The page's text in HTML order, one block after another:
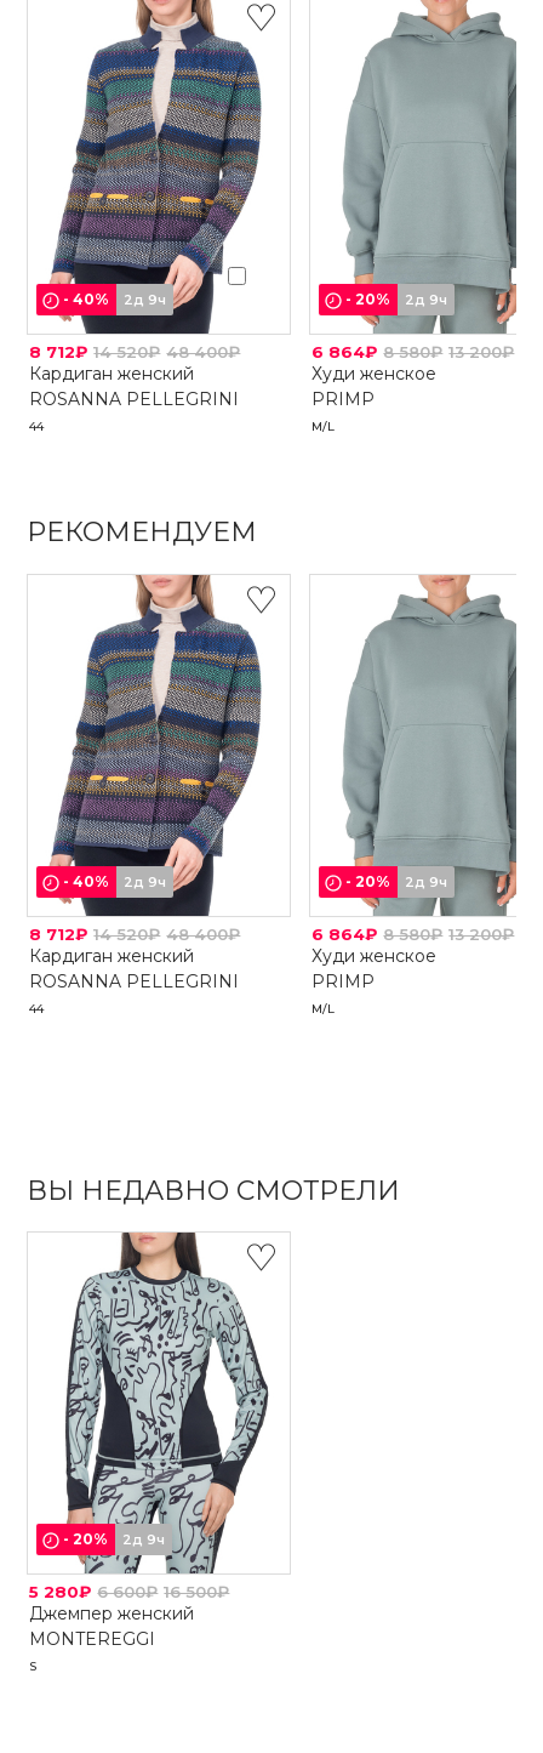
-40% 2д 9ч
8 712₽ 14 520₽ 48 400₽
Кардиган женский
ROSANNA PELLEGRINI
44
-20% 2д 9ч
6 864₽ 8 580₽ 13 200₽
Худи женское
PRIMP
M/L
РЕКОМЕНДУЕМ
-40% 2д 9ч
8 712₽ 14 520₽ 48 400₽
Кардиган женский
ROSANNA PELLEGRINI
44
-20% 2д 9ч
6 864₽ 8 580₽ 13 200₽
Худи женское
PRIMP
M/L
ВЫ НЕДАВНО СМОТРЕЛИ
-20% 2д 9ч
5 280₽ 6 600₽ 16 500₽
Джемпер женский
MONTEREGGI
S